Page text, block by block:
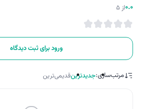
0.0از 5
ورود برای ثبت دیدگاه
مرتب‌سازی:جدیدترینقدیمی‌ترین